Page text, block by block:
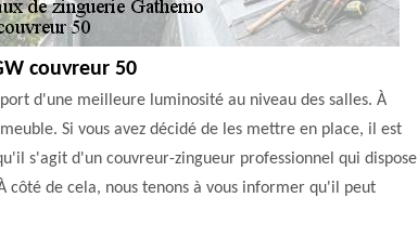
couvreur 50
d'une meilleure luminosité au niveau des salles. À
Si vous avez décidé de les mettre en place, il est
s'agit d'un couvreur-zingueur professionnel qui dispose
de cela, nous tenons à vous informer qu'il peut